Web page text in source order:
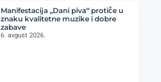
Manifestacija „Dani piva“ protiče u
znaku kvalitetne muzike i dobre
zabave
6. avgust 2026.